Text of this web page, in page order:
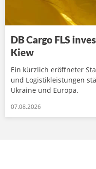
DB Cargo FLS
Kiew
Ein kürzlich eröffneter
und Logistikleistungen
Ukraine und Europa.
07.08.2026